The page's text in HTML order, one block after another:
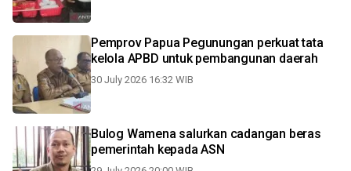
Pemprov Papua Pegunungan perkuat tata
kelola APBD untuk pembangunan daerah
30 July 2026 16:32 WIB
Bulog Wamena salurkan cadangan beras
pemerintah kepada ASN